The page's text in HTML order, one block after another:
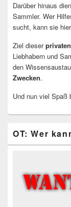
Darüber hinaus
Sammler. Wer
sucht, kann sie
Ziel dieser
Liebhabern und
den
Zwecken.
Und nun viel Spaß
OT: Wer